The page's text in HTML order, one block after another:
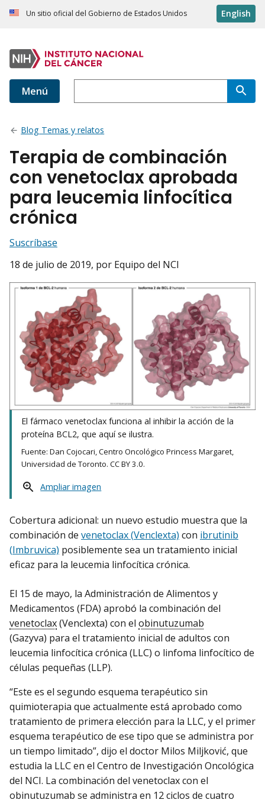
Un sitio oficial del Gobierno de Estados Unidos English
Menú
Blog Temas y relatos
Terapia de combinación
con venetoclax aprobada
para leucemia linfocítica
crónica
Suscríbase
18 de julio de 2019, por Equipo del NCI
El fármaco venetoclax funciona al inhibir la acción de la
proteína BCL2, que aquí se ilustra.
Fuente: Dan Cojocari, Centro Oncológico Princess Margaret,
Universidad de Toronto. CC BY 3.0.
Ampliar imagen
Cobertura adicional: un nuevo estudio muestra que la
combinación de venetoclax (Venclexta) con ibrutinib
(Imbruvica) posiblemente sea un tratamiento inicial
eficaz para la leucemia linfocítica crónica.
El 15 de mayo, la Administración de Alimentos y
Medicamentos (FDA) aprobó la combinación del
venetoclax(Venclexta) con el obinutuzumab
(Gazyva) para el tratamiento inicial de adultos con
leucemia linfocítica crónica (LLC) o linfoma linfocítico de
células pequeñas (LLP).
“Este es el segundo esquema terapéutico sin
quimioterapia que actualmente está aprobado como
tratamiento de primera elección para la LLC, y el primer
esquema terapéutico de ese tipo que se administra por
un tiempo limitado”, dijo el doctor Milos Miljković, que
estudia la LLC en el Centro de Investigación Oncológica
del NCI. La combinación del venetoclax con el
obinutuzumab se administra en 12 ciclos de cuatro